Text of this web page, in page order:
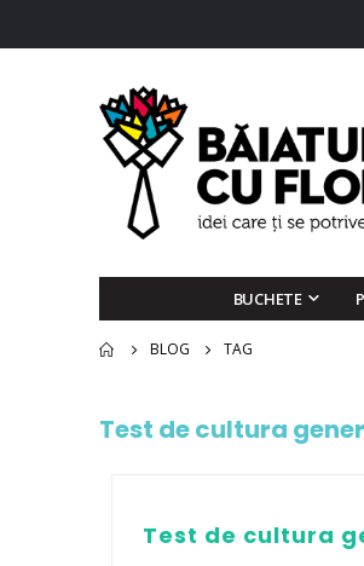
BUCHETE
BLOG TAG
Test de cultura
Test de cultura